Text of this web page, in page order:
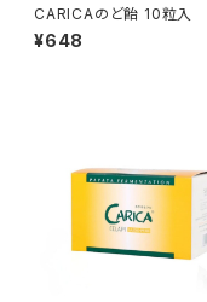
CARICAのど飴 10粒入
¥648